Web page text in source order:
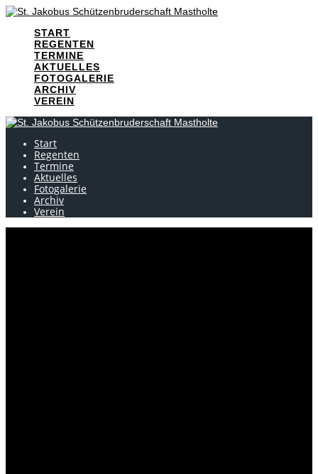
Skip
contentSTART
REGENTEN
TERMINE
AKTUELLES
FOTOGALERIE
ARCHIV
VEREIN
Start
Regenten
Termine
Aktuelles
Fotogalerie
Archiv
Verein